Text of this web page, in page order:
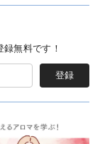
無料です！
登録